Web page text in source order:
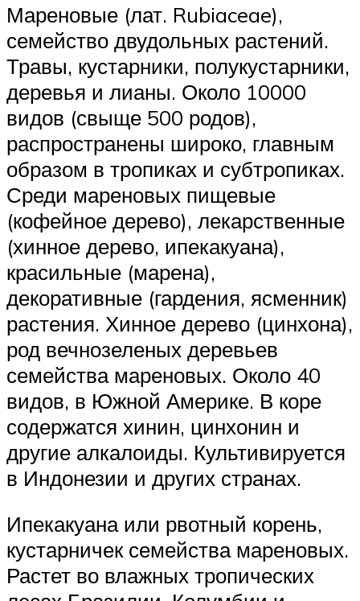
Мареновые (лат. Rubiaceae),
семейство двудольных растений.
Травы, кустарники, полукустарники,
деревья и лианы. Около 10000
видов (свыще 500 родов),
распространены широко, главным
образом в тропиках и субтропиках.
Среди мареновых пищевые
(кофейное дерево), лекарственные
(хинное дерево, ипекакуана),
красильные (марена),
декоративные (гардения, ясменник)
растения. Хинное дерево (цинхона),
род вечнозеленых деревьев
семейства мареновых. Около 40
видов, в Южной Америке. В коре
содержатся хинин, цинхонин и
другие алкалоиды. Культивируется
в Индонезии и других странах.
Ипекакуана или рвотный корень,
кустарничек семейства мареновых.
Растет во влажных тропических